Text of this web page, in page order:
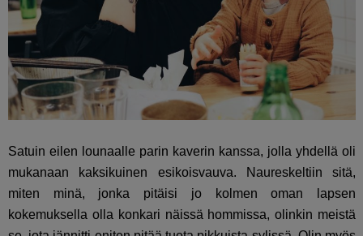
Satuin eilen lounaalle parin kaverin kanssa, jolla yhdellä oli
mukanaan kaksikuinen esikoisvauva. Naureskeltiin sitä,
miten minä, jonka pitäisi jo kolmen oman lapsen
kokemuksella olla konkari näissä hommissa, olinkin meistä